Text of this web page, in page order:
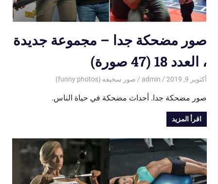
صور مضحكة جدا – مجموعة جديدة
، العدد 18 (47 صورة)
أكتوبر 9, 2019 admin صور سخيفه (funny photos)
صور مضحكة جدا. أحداث مضحكة في حياة الناس.
اقرأ المزيد